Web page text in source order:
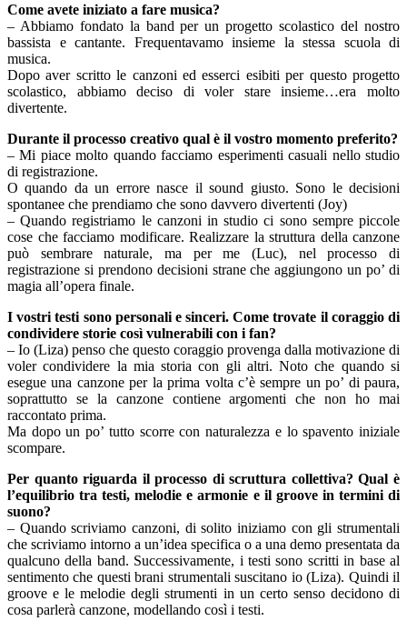
Come avete iniziato a fare musica?
– Abbiamo fondato la band per un progetto scolastico del nostro
bassista e cantante. Frequentavamo insieme la stessa scuola di
musica.
Dopo aver scritto le canzoni ed esserci esibiti per questo progetto
scolastico, abbiamo deciso di voler stare insieme…era molto
divertente.
Durante il processo creativo qual è il vostro momento preferito?
– Mi piace molto quando facciamo esperimenti casuali nello studio
di registrazione.
O quando da un errore nasce il sound giusto. Sono le decisioni
spontanee che prendiamo che sono davvero divertenti (Joy)
– Quando registriamo le canzoni in studio ci sono sempre piccole
cose che facciamo modificare. Realizzare la struttura della canzone
può sembrare naturale, ma per me (Luc), nel processo di
registrazione si prendono decisioni strane che aggiungono un po’ di
magia all’opera finale.
I vostri testi sono personali e sinceri. Come trovate il coraggio di
condividere storie così vulnerabili con i fan?
– Io (Liza) penso che questo coraggio provenga dalla motivazione di
voler condividere la mia storia con gli altri. Noto che quando si
esegue una canzone per la prima volta c’è sempre un po’ di paura,
soprattutto se la canzone contiene argomenti che non ho mai
raccontato prima.
Ma dopo un po’ tutto scorre con naturalezza e lo spavento iniziale
scompare.
Per quanto riguarda il processo di scruttura collettiva? Qual è
l’equilibrio tra testi, melodie e armonie e il groove in termini di
suono?
– Quando scriviamo canzoni, di solito iniziamo con gli strumentali
che scriviamo intorno a un’idea specifica o a una demo presentata da
qualcuno della band. Successivamente, i testi sono scritti in base al
sentimento che questi brani strumentali suscitano io (Liza). Quindi il
groove e le melodie degli strumenti in un certo senso decidono di
cosa parlerà canzone, modellando così i testi.